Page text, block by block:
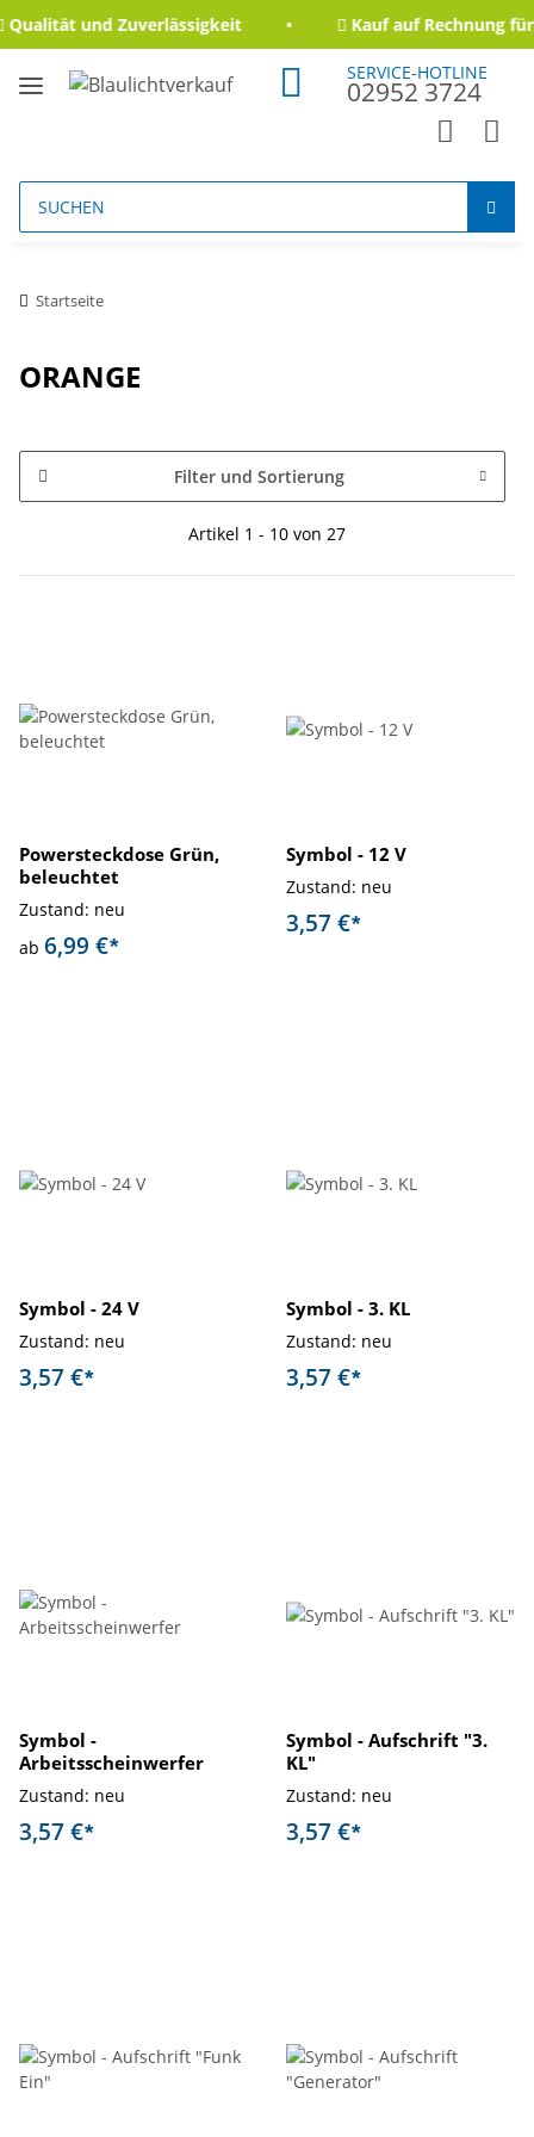
und Zuverlässigkeit Kauf auf Rechnung für
SERVICE-HOTLINE
02952 3724
Startseite
ORANGE
Filter und Sortierung
Artikel 1 - 10 von 27
Powersteckdose Grün,
beleuchtet
Zustand: neu
ab 6,99 €*
Symbol - 12 V
Zustand: neu
3,57 €*
Symbol - 24 V
Zustand: neu
3,57 €*
Symbol - 3. KL
Zustand: neu
3,57 €*
Symbol -
Arbeitsscheinwerfer
Zustand: neu
3,57 €*
Symbol - Aufschrift "3.
KL"
Zustand: neu
3,57 €*